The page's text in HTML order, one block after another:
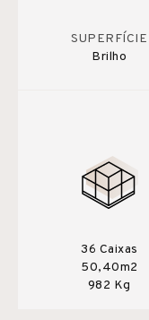
SUPERFÍCIE
Brilho
36 Caixas
50,40m2
982 Kg